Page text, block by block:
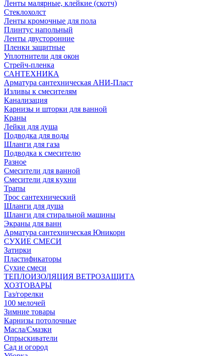
Ленты малярные, клейкие (скотч)
Стеклохолст
Ленты кромочные для пола
Плинтус напольный
Ленты двусторонние
Пленки защитные
Уплотнители для окон
Стрейч-пленка
САНТЕХНИКА
Арматура сантехническая АНИ-Пласт
Изливы к смесителям
Канализация
Карнизы и шторки для ванной
Краны
Лейки для душа
Подводка для воды
Шланги для газа
Подводка к смесителю
Разное
Смесители для ванной
Смесители для кухни
Трапы
Трос сантехнический
Шланги для душа
Шланги для стиральной машины
Экраны для ванн
Арматура сантехническая Юникорн
СУХИЕ СМЕСИ
Затирки
Пластификаторы
Сухие смеси
ТЕПЛОИЗОЛЯЦИЯ ВЕТРОЗАЩИТА
ХОЗТОВАРЫ
Газ/горелки
100 мелочей
Зимние товары
Карнизы потолочные
Масла/Смазки
Опрыскиватели
Сад и огород